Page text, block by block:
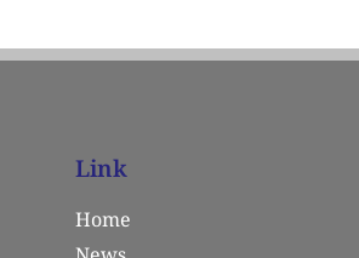
Link
Home